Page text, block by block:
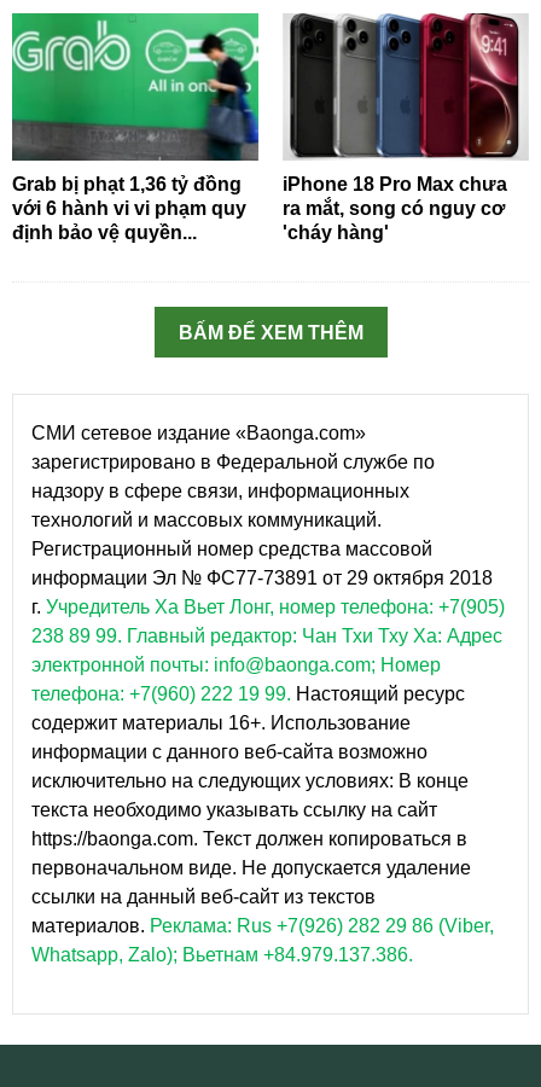
Grab bị phạt 1,36 tỷ đồng
với 6 hành vi vi phạm quy
định bảo vệ quyền...
iPhone 18 Pro Max chưa
ra mắt, song có nguy cơ
'cháy hàng'
BẤM ĐỂ XEM THÊM
СМИ сетевое издание «Baonga.com»
зарегистрировано в Федеральной службе по
надзору в сфере связи, информационных
технологий и массовых коммуникаций.
Регистрационный номер средства массовой
информации Эл № ФС77-73891 от 29 октября 2018
г. Учредитель Ха Вьет Лонг, номер телефона: +7(905)
238 89 99. Главный редактор: Чан Тхи Тху Ха: Адрес
электронной почты: info@baonga.com; Номер
телефона: +7(960) 222 19 99. Настоящий ресурс
содержит материалы 16+. Использование
информации с данного веб-сайта возможно
исключительно на следующих условиях: В конце
текста необходимо указывать ссылку на сайт
https://baonga.com. Текст должен копироваться в
первоначальном виде. Не допускается удаление
ссылки на данный веб-сайт из текстов
материалов. Реклама: Rus +7(926) 282 29 86 (Viber,
Whatsapp, Zalo); Вьетнам +84.979.137.386.